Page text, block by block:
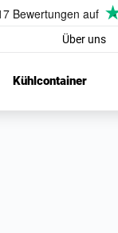
Über uns
Kühlcontainer